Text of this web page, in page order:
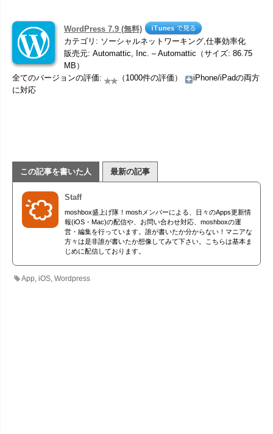
WordPress 7.9 (無料)
カテゴリ: ソーシャルネットワーキング,仕事効率化
販売元: Automattic, Inc. – Automattic（サイズ: 86.75
MB）
全てのバージョンの評価:
（1000件の評価）
iPhone/iPadの両方
に対応
この記事を書いた人 最新の記事
Staff
moshbox盛上げ隊！moshメンバーによる、日々のApps更新情
報(iOS・Mac)の配信や、お問い合わせ対応、moshboxの運
営・編集を行っています。誰が書いたか分からない！マニアな
方々は是非誰が書いたか想像してみて下さい。こちらは基本ま
じめに配信しております。
App,iOS,Wordpress